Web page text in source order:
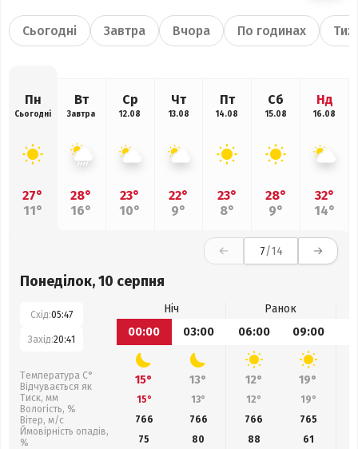
Сьогодні Завтра Вчора По годинах
Пн
Сьогодні
27°
11°
Вт
Завтра
28°
16°
Ср
12.08
23°
10°
Чт
13.08
22°
9°
Пт
14.08
23°
8°
Сб
15.08
28°
9°
Нд
16.08
32°
14°
7/14
Понеділок, 10 серпня
Схід:05:47
Захід:20:41
Температура С°
Відчувається як
Тиск, мм
Вологість, %
Вітер, м/с
Ймовірність опадів,
%
Ніч
Ранок
00:00
03:00 06:00 09:00
15° 13° 12° 19°
15° 13° 12° 19°
766
766 766 765
75
80 88 61